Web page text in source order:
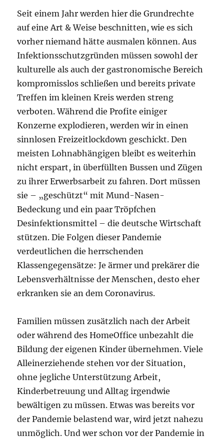
Seit einem Jahr werden hier die Grundrechte
auf eine Art & Weise beschnitten, wie es sich
vorher niemand hätte ausmalen können. Aus
Infektionsschutzgründen müssen sowohl der
kulturelle als auch der gastronomische Bereich
kompromisslos schließen und bereits private
Treffen im kleinen Kreis werden streng
verboten. Während die Profite einiger
Konzerne explodieren, werden wir in einen
sinnlosen Freizeitlockdown geschickt. Den
meisten Lohnabhängigen bleibt es weiterhin
nicht erspart, in überfüllten Bussen und Zügen
zu ihrer Erwerbsarbeit zu fahren. Dort müssen
sie – „geschützt“ mit Mund-Nasen-
Bedeckung und ein paar Tröpfchen
Desinfektionsmittel – die deutsche Wirtschaft
stützen. Die Folgen dieser Pandemie
verdeutlichen die herrschenden
Klassengegensätze: Je ärmer und prekärer die
Lebensverhältnisse der Menschen, desto eher
erkranken sie an dem Coronavirus.
Familien müssen zusätzlich nach der Arbeit
oder während des HomeOffice unbezahlt die
Bildung der eigenen Kinder übernehmen. Viele
Alleinerziehende stehen vor der Situation,
ohne jegliche Unterstützung Arbeit,
Kinderbetreuung und Alltag irgendwie
bewältigen zu müssen. Etwas was bereits vor
der Pandemie belastend war, wird jetzt nahezu
unmöglich. Und wer schon vor der Pandemie in